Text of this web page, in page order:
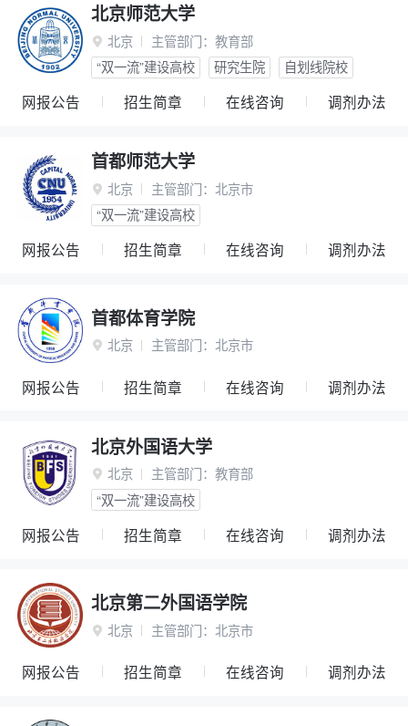
北京师范大学
 北京 主管部门： 教育部
“双一流”建设高校
研究生院 自划线院校
网报公告 招生简章 在线咨询 调剂办法
首都师范大学
 北京 主管部门： 北京市
“双一流”建设高校
网报公告 招生简章 在线咨询 调剂办法
首都体育学院
 北京 主管部门： 北京市
网报公告 招生简章 在线咨询 调剂办法
北京外国语大学
 北京 主管部门： 教育部
“双一流”建设高校
网报公告 招生简章 在线咨询 调剂办法
北京第二外国语学院
 北京 主管部门： 北京市
网报公告 招生简章 在线咨询 调剂办法